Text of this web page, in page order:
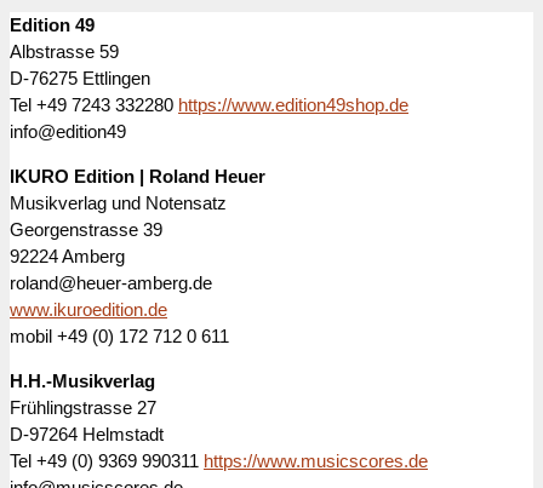
Edition 49
Albstrasse 59
D-76275 Ettlingen
Tel +49 7243 332280 https://www.edition49shop.de
info@edition49
IKURO Edition | Roland Heuer
Musikverlag und Notensatz
Georgenstrasse 39
92224 Amberg
roland@heuer-amberg.de
www.ikuroedition.de
mobil +49 (0) 172 712 0 611
H.H.-Musikverlag
Frühlingstrasse 27
D-97264 Helmstadt
Tel +49 (0) 9369 990311 https://www.musicscores.de